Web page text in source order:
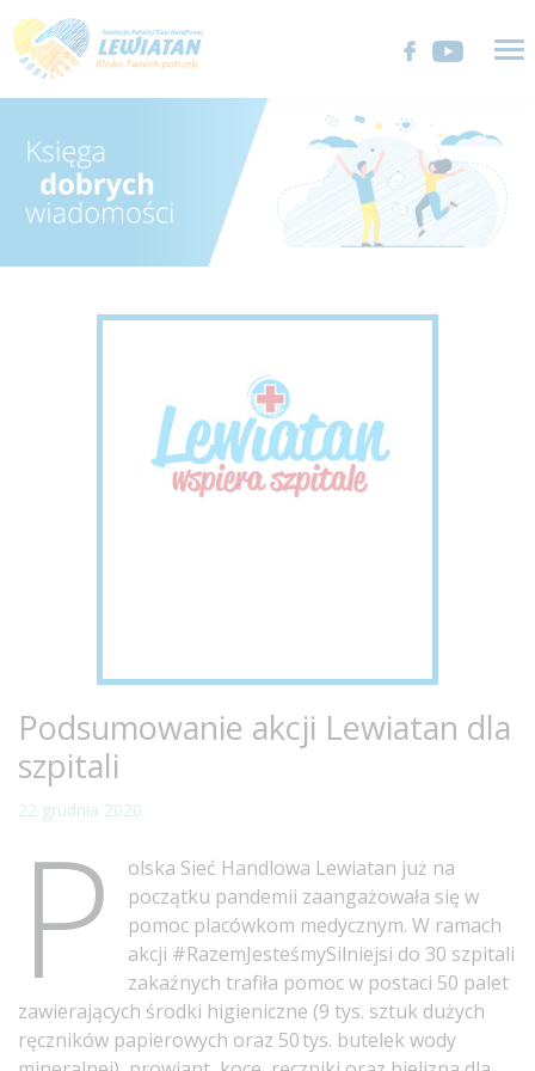
Podsumowanie akcji Lewiatan dla
szpitali
22 grudnia 2020
P
olska Sieć Handlowa Lewiatan już na
początku pandemii zaangażowała się w
pomoc placówkom medycznym. W ramach
akcji #RazemJesteśmySilniejsi do 30 szpitali
zakaźnych trafiła pomoc w postaci 50 palet
zawierających środki higieniczne (9 tys. sztuk dużych
ręczników papierowych oraz 50 tys. butelek wody